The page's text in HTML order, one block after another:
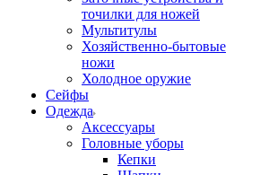
точилки для ножей
Мультитулы
Хозяйственно-бытовые
ножи
Холодное оружие
Сейфы
Одежда
Аксессуары
Головные уборы
Кепки